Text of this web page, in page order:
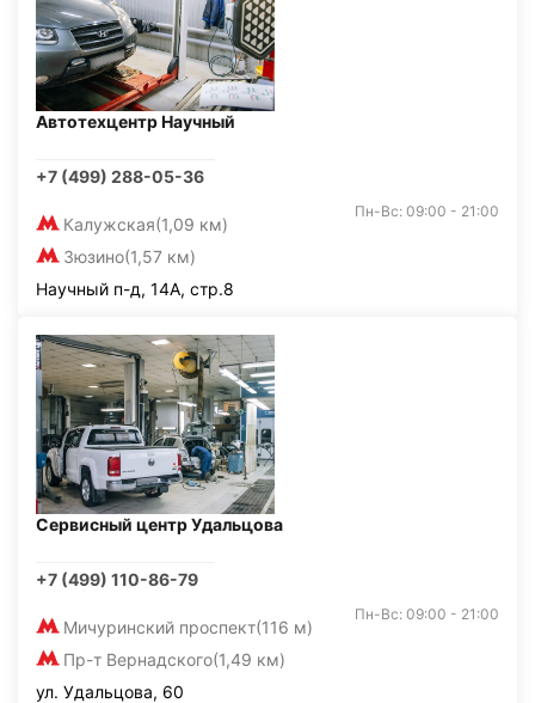
Автотехцентр Научный
+7 (499) 288-05-36
Калужская(1,09 км)
Зюзино(1,57 км)
Пн-Вс: 09:00 - 21:00
Научный п-д, 14А, стр.8
Сервисный центр Удальцова
+7 (499) 110-86-79
Мичуринский проспект(116 м)
Пр-т Вернадского(1,49 км)
Пн-Вс: 09:00 - 21:00
ул. Удальцова, 60